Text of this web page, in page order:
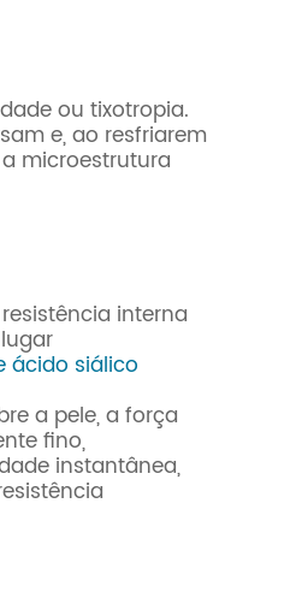
ou tixotropia.
e, ao resfriarem
microestrutura
interna
ácido siálico
a pele, a força
fino,
instantânea,